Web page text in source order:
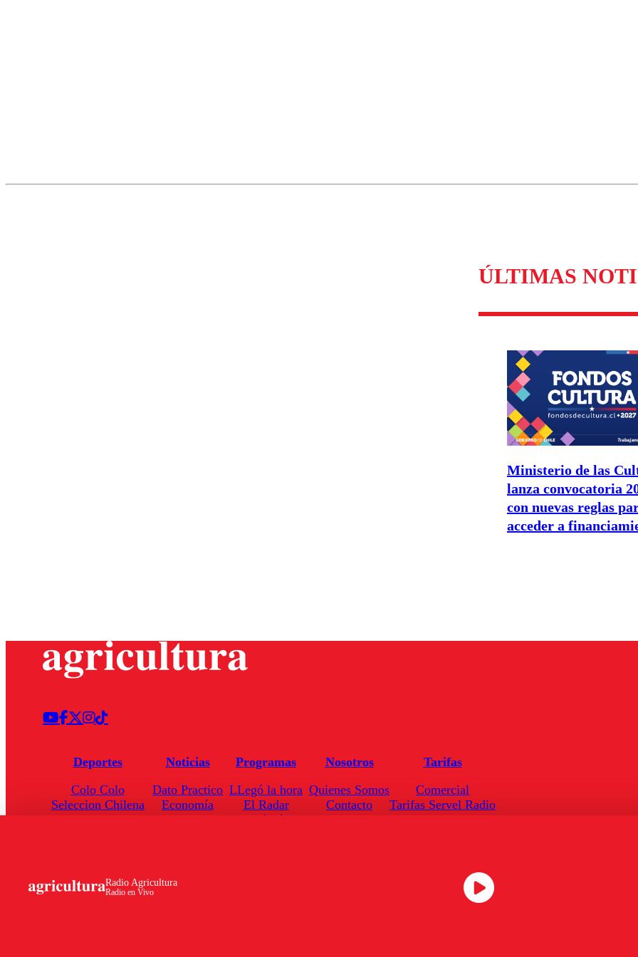
ÚLTIMAS
Ministerio de las
lanza convocatoria
con nuevas reglas
acceder a
Radio Agricultura
Radio en Vivo
Deportes
Colo Colo
Seleccion Chilena
Noticias
Dato Practico
Economía
Programas
LLegó la hora
El Radar
Enfoqué Público
Nosotros
Quienes Somos
Contacto
Tarifas
Comercial
Tarifas Servel Radio